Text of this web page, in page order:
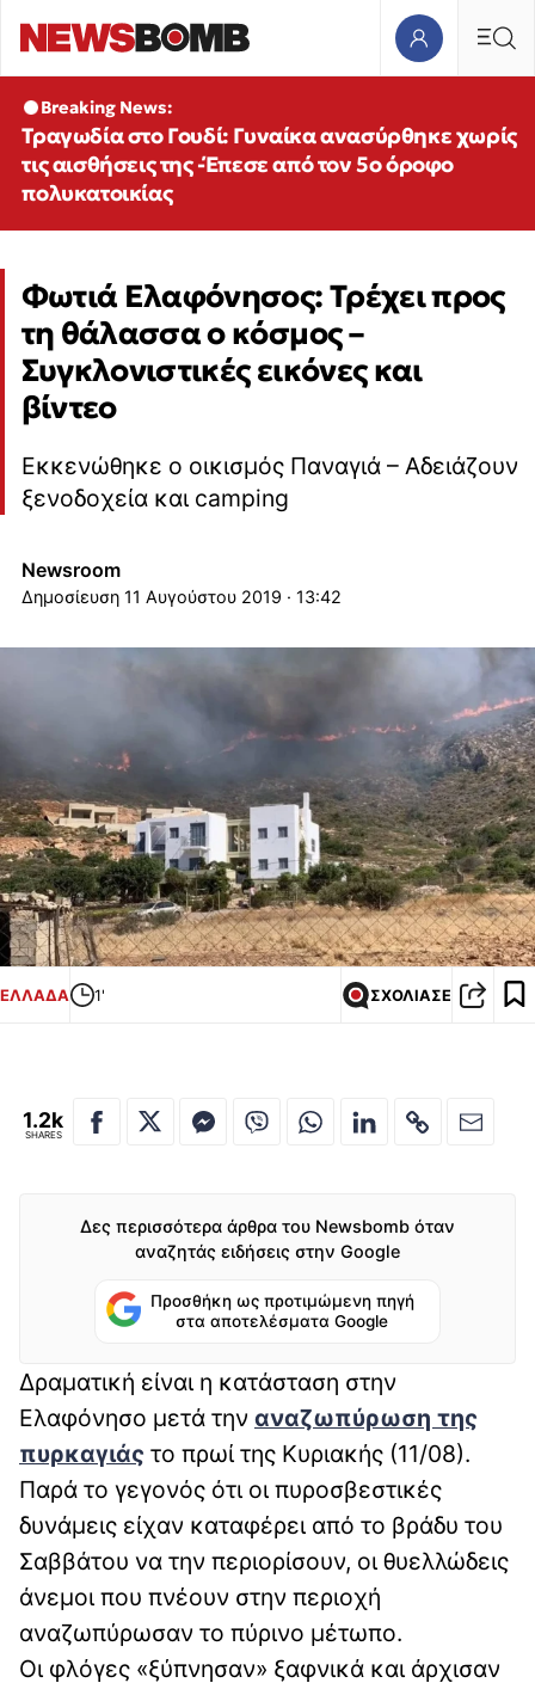
Breaking News:
Τραγωδία στο Γουδί: Γυναίκα ανασύρθηκε χωρίς
τις αισθήσεις της -Έπεσε από τον 5ο όροφο
πολυκατοικίας
Φωτιά Ελαφόνησος: Τρέχει προς
τη θάλασσα ο κόσμος –
Συγκλονιστικές εικόνες και
βίντεο
Εκκενώθηκε ο οικισμός Παναγιά – Αδειάζουν
ξενοδοχεία και camping
Newsroom
11 Αυγούστου 2019 · 13:42
ΕΛΛΑΔΑ 1' ΣΧΟΛΙΑΣΕ
1.2k
SHARES
Δες περισσότερα άρθρα του Newsbomb όταν
αναζητάς ειδήσεις στην Google
Προσθήκη ως προτιμώμενη πηγή
στα αποτελέσματα Google
Δραματική είναι η κατάσταση στην
Ελαφόνησο μετά την αναζωπύρωση της
πυρκαγιάς το πρωί της Κυριακής (11/08).
Παρά το γεγονός ότι οι πυροσβεστικές
δυνάμεις είχαν καταφέρει από το βράδυ του
Σαββάτου να την περιορίσουν, οι θυελλώδεις
άνεμοι που πνέουν στην περιοχή
αναζωπύρωσαν το πύρινο μέτωπο.
Οι φλόγες «ξύπνησαν» ξαφνικά και άρχισαν